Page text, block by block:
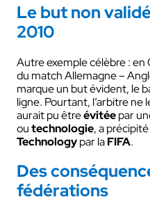
Le but non
2010
Autre exemple célèbre :
du match Allemagne –
marque un but évident, le
ligne. Pourtant, l’arbitre ne
aurait pu êtreévitéepar
outechnologie, a
Technologypar laFIFA.
Des
fédérations